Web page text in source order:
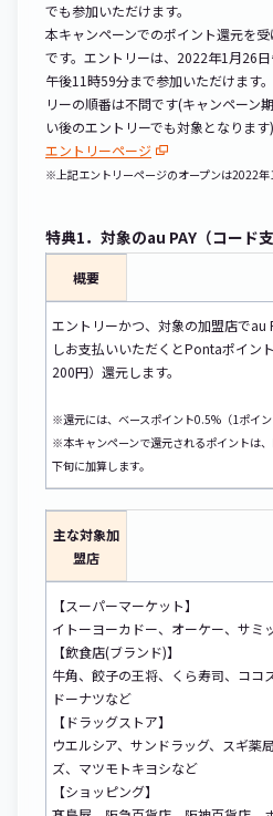
でも参加いただけます。
本キャンペーンでのポイント還元を
です。エントリーは、2022年1月26
午後11時59分まで参加いただけます
リーの順番は不問です(キャンペーン
い後のエントリーでも対象となります)
エントリーページ
※上記エントリーページのオープンは2022年
特典1．対象のau PAY（コード
概要
エントリーかつ、対象の加盟店でau
しお支払いいただくとPontaポイン
200円）還元します。
※還元には、ベースポイント0.5%（1ポイン
※本キャンペーンで還元されるポイントは
下旬に加算します。
主な対象加
盟店
【スーパーマーケット】
イトーヨーカドー、オーケー、サミ
【飲食店(ブランド)】
牛角、餃子の王将、くら寿司、ココ
ドーナツなど
【ドラッグストア】
ウエルシア、サンドラッグ、スギ薬
ズ、マツモトキヨシなど
【ショッピング】